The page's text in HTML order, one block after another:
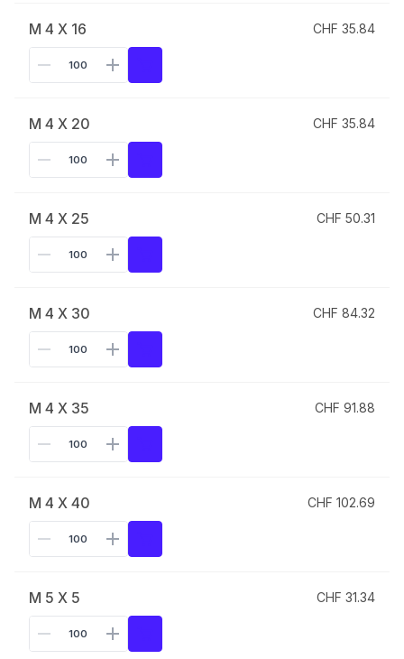
M 4 X 16 CHF 35.84
M 4 X 20 CHF 35.84
M 4 X 25 CHF 50.31
M 4 X 30 CHF 84.32
M 4 X 35 CHF 91.88
M 4 X 40 CHF 102.69
M 5 X 5 CHF 31.34